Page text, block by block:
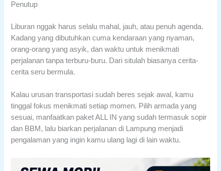
Penutup
Liburan nggak harus selalu mahal, jauh, atau penuh agenda.
Kadang yang dibutuhkan cuma kendaraan yang nyaman,
orang-orang yang asyik, dan waktu untuk menikmati
perjalanan tanpa terburu-buru. Dari situlah biasanya cerita-
cerita seru bermula.
Kalau urusan transportasi sudah beres sejak awal, kamu
tinggal fokus menikmati setiap momen. Pilih armada yang
sesuai, manfaatkan paket ALL IN yang sudah termasuk sopir
dan BBM, lalu biarkan perjalanan di Lampung menjadi
pengalaman yang ingin kamu ulang lagi di lain waktu.